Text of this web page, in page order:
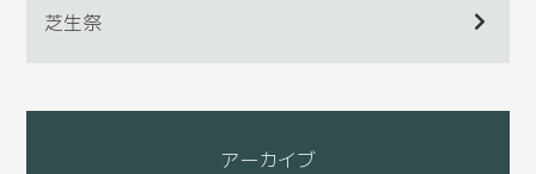
芝生祭
アーカイブ